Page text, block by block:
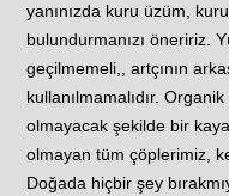
yanınızda kuru üzüm,
bulundurmanızı öneririz.
geçilmemeli,, artçının
kullanılmamalıdır.
olmayacak şekilde bir
olmayan tüm çöplerimiz,
Doğada hiçbir şey